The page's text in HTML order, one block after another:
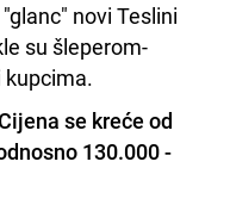
novi Teslini
su šleperom-
se kreće od
130.000 -